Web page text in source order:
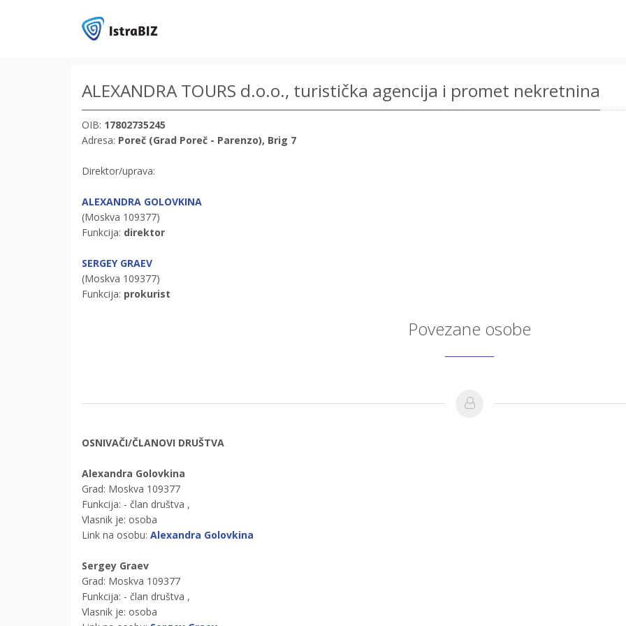
ALEXANDRA TOURS d.o.o., turistička agencija i promet nekretnina
OIB: 17802735245
Adresa: Poreč (Grad Poreč - Parenzo), Brig 7
Direktor/uprava:
ALEXANDRA GOLOVKINA
(Moskva 109377)
Funkcija: direktor
SERGEY GRAEV
(Moskva 109377)
Funkcija: prokurist
Povezane osobe
OSNIVAČI/ČLANOVI DRUŠTVA
Alexandra Golovkina
Grad: Moskva 109377
Funkcija: - član društva ,
Vlasnik je: osoba
Link na osobu: Alexandra Golovkina
Sergey Graev
Grad: Moskva 109377
Funkcija: - član društva ,
Vlasnik je: osoba